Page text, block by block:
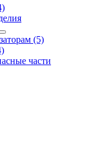
(5)
части